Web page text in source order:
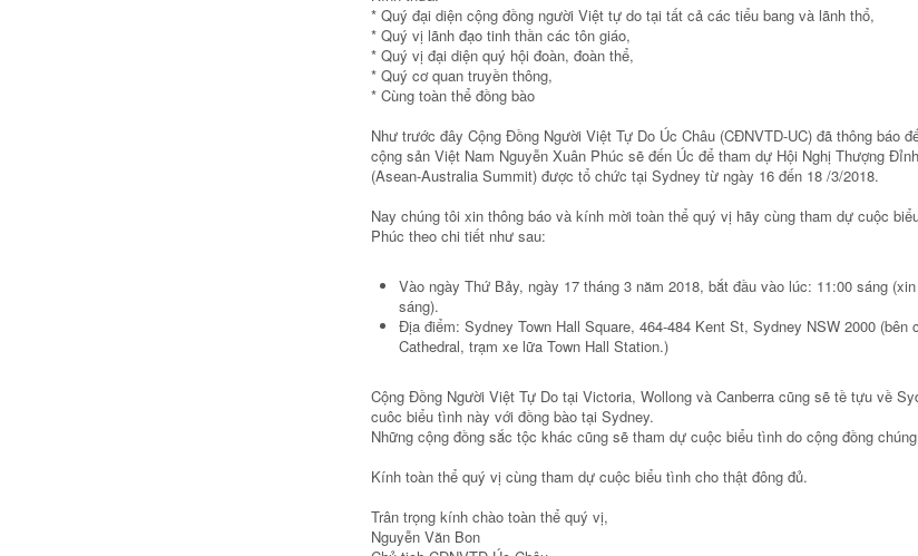
* Quý đại diện cộng đồng người Việt tự do tại tất cả các tiểu bang và lãnh thổ,
* Quý vị lãnh đạo tinh thần các tôn giáo,
* Quý vị đại diện quý hội đoàn, đoàn thể,
* Quý cơ quan truyền thông,
* Cùng toàn thể đồng bào
Như trước đây Cộng Đồng Người Việt Tự Do Úc Châu (CĐNVTD-UC) đã thông báo
cộng sản Việt Nam Nguyễn Xuân Phúc sẽ đến Úc để tham dự Hội Nghị Thượng
(Asean-Australia Summit) được tổ chức tại Sydney từ ngày 16 đến 18 /3/2018.
Nay chúng tôi xin thông báo và kính mời toàn thể quý vị hãy cùng tham dự cuộc
Phúc theo chi tiết như sau:
Vào ngày Thứ Bảy, ngày 17 tháng 3 năm 2018, bắt đầu vào lúc: 11:00 sáng
sáng).
Địa điểm: Sydney Town Hall Square, 464-484 Kent St, Sydney NSW 2000 (bên
Cathedral, trạm xe lữa Town Hall Station.)
Cộng Đồng Người Việt Tự Do tại Victoria, Wollong và Canberra cũng sẽ tề tựu về
cuôc biểu tình này với đồng bào tại Sydney.
Những cộng đồng sắc tộc khác cũng sẽ tham dự cuộc biểu tình do cộng đồng
Kính toàn thể quý vị cùng tham dự cuộc biểu tình cho thật đông đủ.
Trân trọng kính chào toàn thể quý vị,
Nguyễn Văn Bon